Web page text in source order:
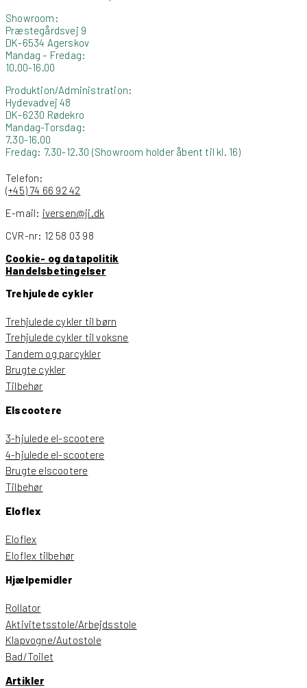
Showroom:
Præstegårdsvej 9
DK-6534 Agerskov
Mandag – Fredag:
10.00-16.00
Produktion/Administration:
Hydevadvej 48
DK-6230 Rødekro
Mandag-Torsdag:
7.30-16.00
Fredag: 7.30-12.30 (Showroom holder åbent til kl. 16)
Telefon:
(+45) 74 66 92 42
E-mail: iversen@ji.dk
CVR-nr: 12 58 03 98
Cookie- og datapolitik
Handelsbetingelser
Trehjulede cykler
Trehjulede cykler til børn
Trehjulede cykler til voksne
Tandem og parcykler
Brugte cykler
Tilbehør
Elscootere
3-hjulede el-scootere
4-hjulede el-scootere
Brugte elscootere
Tilbehør
Eloflex
Eloflex
Eloflex tilbehør
Hjælpemidler
Rollator
Aktivitetsstole/Arbejdsstole
Klapvogne/Autostole
Bad/Toilet
Artikler